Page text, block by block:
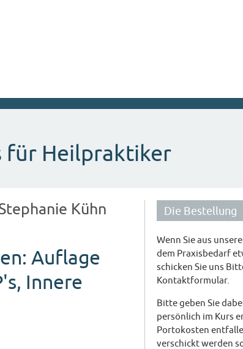
für Heilpraktiker
Kühn
Auflage
Innere
Die Bestellung
Wenn Sie aus
dem Praxisbedarf
schicken Sie uns
Kontaktformular.
Bitte geben Sie
persönlich im Kurs
Portokosten
verschickt werden